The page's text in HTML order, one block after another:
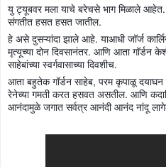
यु ट्यूबवर मला याचे बरेचसे भाग मिळाले आहेत.
संगतीत हसत हसत जातील.
हे असे दुसऱ्यांदा झाले आहे. याआधी जॉर्ज
मृत्यूच्या दोन दिवसानंतर. आणि आता गॉर्डन
साहेबांच्या स्वर्गवासाच्या दिवशीच.
आता बहुतेक गॉर्डन साहेब, परम कृपाळू दयाघन
रेनेच्या गमती करत हसवत असतील. आणि
आनंदामुळे जगात सर्वत्र आनंदी आनंद नांदू